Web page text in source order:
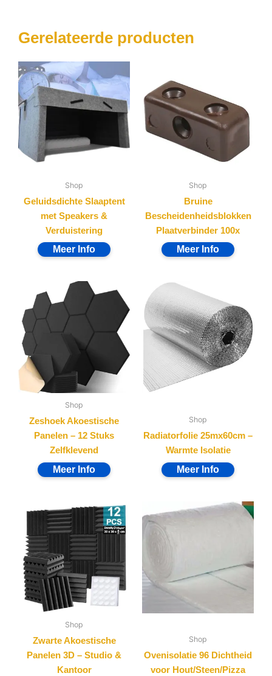
Gerelateerde producten
Shop
Geluidsdichte Slaaptent
met Speakers &
Verduistering
Shop
Bruine
Bescheidenheidsblokken
Plaatverbinder 100x
Shop
Zeshoek Akoestische
Panelen – 12 Stuks
Zelfklevend
Shop
Radiatorfolie 25mx60cm –
Warmte Isolatie
Shop
Zwarte Akoestische
Panelen 3D – Studio &
Kantoor
Shop
Ovenisolatie 96 Dichtheid
voor Hout/Steen/Pizza